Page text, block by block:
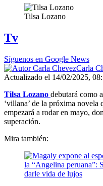
Tilsa Lozano
Tv
Síguenos en Google News
Carla
Actualizado el 14/02/2025,
Tilsa Lozano debutará como
‘villana’ de la próxima novela
empezará a rodar en mayo,
superación.
Mira también: